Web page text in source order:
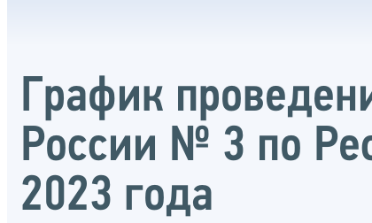
График
России № 3 по
2023 года